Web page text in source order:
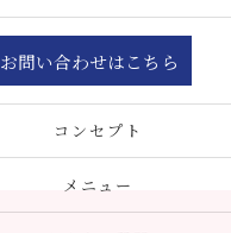
お問い合わせはこちら
コンセプト
メニュー